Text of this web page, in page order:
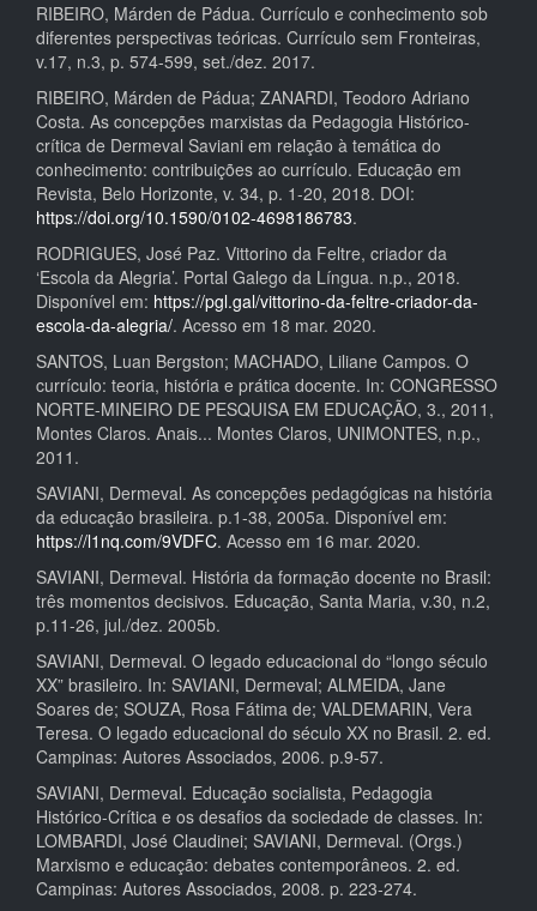
RIBEIRO, Márden de Pádua. Currículo e conhecimento sob
diferentes perspectivas teóricas. Currículo sem Fronteiras,
v.17, n.3, p. 574-599, set./dez. 2017.
RIBEIRO, Márden de Pádua; ZANARDI, Teodoro Adriano
Costa. As concepções marxistas da Pedagogia Histórico-
crítica de Dermeval Saviani em relação à temática do
conhecimento: contribuições ao currículo. Educação em
Revista, Belo Horizonte, v. 34, p. 1-20, 2018. DOI:
https://doi.org/10.1590/0102-4698186783.
RODRIGUES, José Paz. Vittorino da Feltre, criador da
‘Escola da Alegria’. Portal Galego da Língua. n.p., 2018.
Disponível em: https://pgl.gal/vittorino-da-feltre-criador-da-
escola-da-alegria/. Acesso em 18 mar. 2020.
SANTOS, Luan Bergston; MACHADO, Liliane Campos. O
currículo: teoria, história e prática docente. In: CONGRESSO
NORTE-MINEIRO DE PESQUISA EM EDUCAÇÃO, 3., 2011,
Montes Claros. Anais... Montes Claros, UNIMONTES, n.p.,
2011.
SAVIANI, Dermeval. As concepções pedagógicas na história
da educação brasileira. p.1-38, 2005a. Disponível em:
https://l1nq.com/9VDFC. Acesso em 16 mar. 2020.
SAVIANI, Dermeval. História da formação docente no Brasil:
três momentos decisivos. Educação, Santa Maria, v.30, n.2,
p.11-26, jul./dez. 2005b.
SAVIANI, Dermeval. O legado educacional do “longo século
XX” brasileiro. In: SAVIANI, Dermeval; ALMEIDA, Jane
Soares de; SOUZA, Rosa Fátima de; VALDEMARIN, Vera
Teresa. O legado educacional do século XX no Brasil. 2. ed.
Campinas: Autores Associados, 2006. p.9-57.
SAVIANI, Dermeval. Educação socialista, Pedagogia
Histórico-Crítica e os desafios da sociedade de classes. In:
LOMBARDI, José Claudinei; SAVIANI, Dermeval. (Orgs.)
Marxismo e educação: debates contemporâneos. 2. ed.
Campinas: Autores Associados, 2008. p. 223-274.